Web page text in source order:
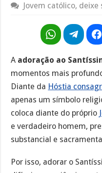
Jovem católico,
A adoração ao
momentos mais
Diante da Hóstia
apenas um símbolo
coloca diante do próprio
e verdadeiro homem,
substancial e
Por isso, adorar o